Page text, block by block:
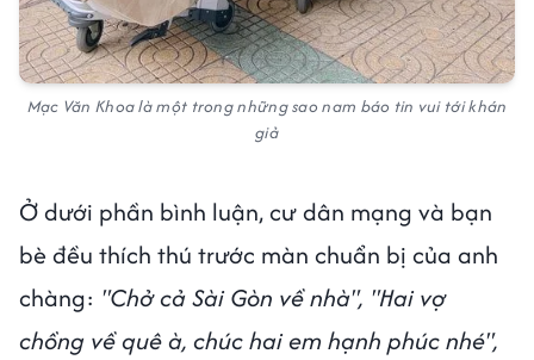
Mạc Văn Khoa là một trong những sao nam báo tin vui tới khán
giả
Ở dưới phần bình luận, cư dân mạng và bạn
bè đều thích thú trước màn chuẩn bị của anh
chàng: "Chở cả Sài Gòn về nhà", "Hai vợ
chồng về quê à, chúc hai em hạnh phúc nhé",